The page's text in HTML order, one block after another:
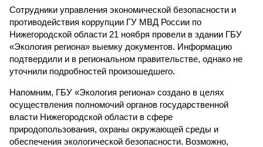
Сотрудники управления экономической безопасности и
противодействия коррупции ГУ МВД России по
Нижегородской области 21 ноября провели в здании ГБУ
«Экология региона» выемку документов. Информацию
подтвердили и в региональном правительстве, однако не
уточнили подробностей произошедшего.
Напомним, ГБУ «Экология региона» создано в целях
осуществления полномочий органов государственной
власти Нижегородской области в сфере
природопользования, охраны окружающей среды и
обеспечения экологической безопасности. Возможно,